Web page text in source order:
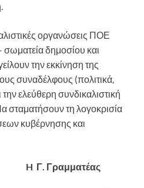
οργανώσεις ΠΟΕ
δημοσίου και
την εκκίνηση της
συναδέλφους (πολιτικά,
την ελεύθερη συνδικαλιστική
σταματήσουν τη λογοκρισία
κυβέρνησης και
Γ. Γραμματέας